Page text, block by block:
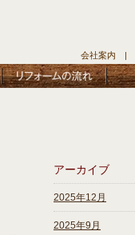
会社案内 |
アーカイブ
2025年12月
2025年9月